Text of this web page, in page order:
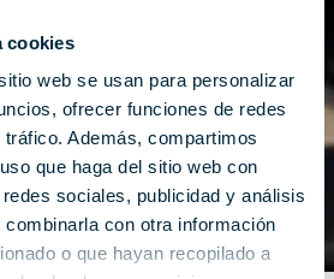
cookies
web se usan para personalizar
ofrecer funciones de redes
Además, compartimos
que haga del sitio web con
sociales, publicidad y análisis
con otra información
o que hayan recopilado a